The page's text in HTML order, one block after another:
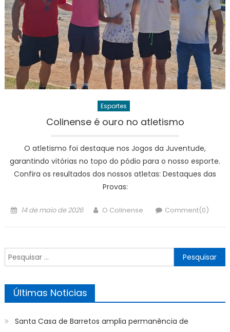
Esportes
Colinense é ouro no atletismo
O atletismo foi destaque nos Jogos da Juventude,
garantindo vitórias no topo do pódio para o nosso esporte.
Confira os resultados dos nossos atletas: Destaques das
Provas:
Posted
14 de maio de 2026 Author
O Colinense Comment(0)
Pesquisar
por:
Últimas Noticias
Santa Casa de Barretos amplia permanência de